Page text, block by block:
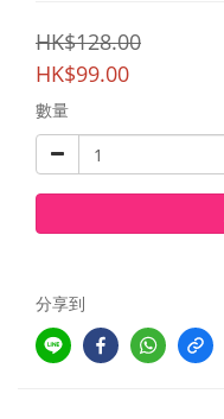
HK$128.00
HK$99.00
數量
分享到